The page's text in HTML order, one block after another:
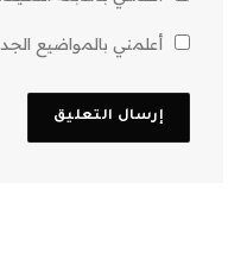
أعلمني بالمواضيع